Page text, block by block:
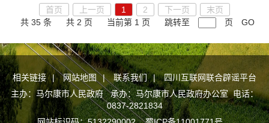
首页 上一页 1 2 下一页
末页
共 35 条
共 2 页 当前第 1 页 跳转至 页 GO
相关链接 | 网站地图 | 联系我们 |
四川互联网联合辟谣平台
主办：马尔康市人民政府 承办：马尔康市人民政府办公室 电话：
0837-2821834